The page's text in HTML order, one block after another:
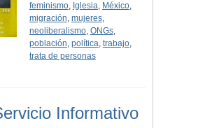
feminismo, Iglesia, México,
migración, mujeres,
neoliberalismo, ONGs,
población, política, trabajo,
trata de personas
Informativo